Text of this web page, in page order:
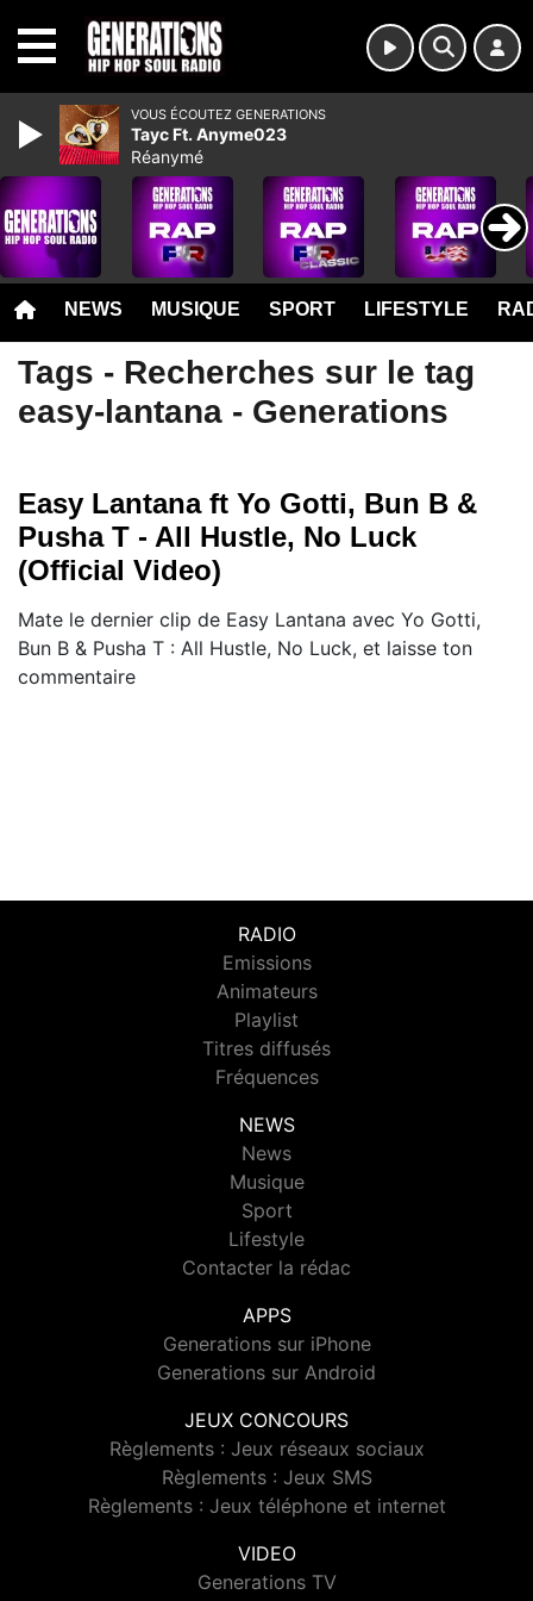
NEWS MUSIQUE SPORT LIFESTYLE
Tags - Recherches sur le tag
easy-lantana - Generations
Easy Lantana ft Yo Gotti, Bun B &
Pusha T - All Hustle, No Luck
(Official Video)
Mate le dernier clip de Easy Lantana avec Yo Gotti,
Bun B & Pusha T : All Hustle, No Luck, et laisse ton
commentaire
RADIO
Emissions
Animateurs
Playlist
Titres diffusés
Fréquences
NEWS
News
Musique
Sport
Lifestyle
Contacter la rédac
APPS
Generations sur iPhone
Generations sur Android
JEUX CONCOURS
Règlements : Jeux réseaux sociaux
Règlements : Jeux SMS
Règlements : Jeux téléphone et internet
VIDEO
Generations TV
VOUS ÉCOUTEZ GENERATIONS
Tayc Ft. Anyme023
Réanymé